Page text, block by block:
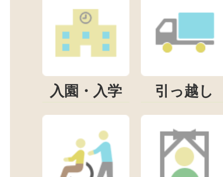
入園・入学 引っ越し